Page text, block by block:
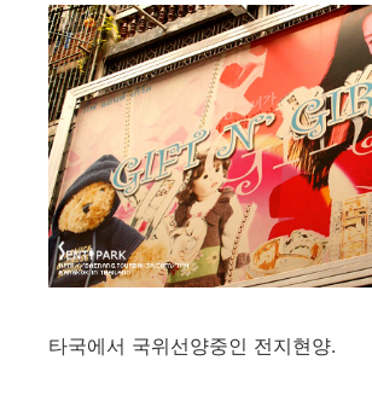
타국에서 국위선양중인 전지현양.